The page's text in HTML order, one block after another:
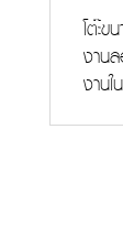
โต๊ะข
งาน
งานใ